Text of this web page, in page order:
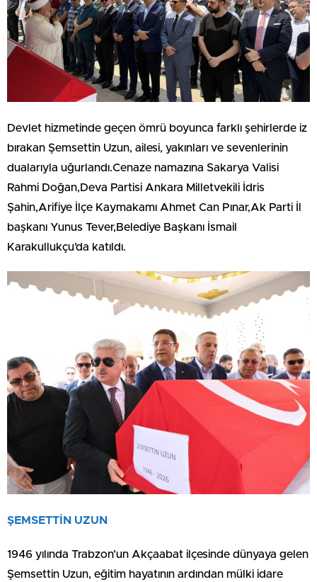
Devlet hizmetinde geçen ömrü boyunca farklı şehirlerde iz
bırakan Şemsettin Uzun, ailesi, yakınları ve sevenlerinin
dualarıyla uğurlandı.Cenaze namazına Sakarya Valisi
Rahmi Doğan,Deva Partisi Ankara Milletvekili İdris
Şahin,Arifiye İlçe Kaymakamı Ahmet Can Pınar,Ak Parti İl
başkanı Yunus Tever,Belediye Başkanı İsmail
Karakullukçu’da katıldı.
ŞEMSETTİN UZUN
1946 yılında Trabzon’un Akçaabat ilçesinde dünyaya gelen
Şemsettin Uzun, eğitim hayatının ardından mülki idare